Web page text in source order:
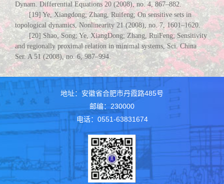
Dynam. Differential Equations 20 (2008), no. 4, 867–882.
[19] Ye, Xiangdong; Zhang, Ruifeng; On sensitive sets in
topological dynamics, Nonlinearity 21 (2008), no. 7, 1601–1620.
[20] Shao, Song; Ye, XiangDong; Zhang, RuiFeng; Sensitivity
and regionally proximal relation in minimal systems, Sci. China
Ser. A 51 (2008), no. 6, 987–994.
地址：安徽省合肥市丹霞路485号
邮编：230000
电话：0551-63831674